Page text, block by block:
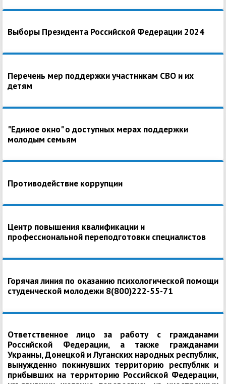
Выборы Президента Российской Федерации 2024
Перечень мер поддержки участникам СВО и их
детям
"Единое окно" о доступных мерах поддержки
молодым семьям
Противодействие коррупции
Центр повышения квалификации и
профессиональной переподготовки специалистов
Горячая линия по оказанию психологической помощи
студенческой молодежи 8(800)222-55-71
Ответственное лицо за работу с гражданами
Российской Федерации, а также гражданами
Украины, Донецкой и Луганских народных республик,
вынужденно покинувших территорию республик и
прибывших на территорию Российской Федерации,